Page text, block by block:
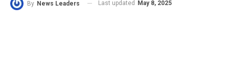
By News Leaders Last updated May 8, 2025